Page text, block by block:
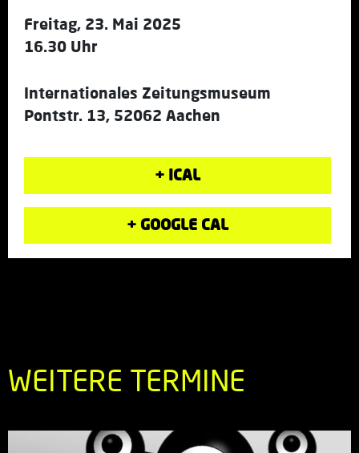
Freitag, 23. Mai 2025
16.30 Uhr
Internationales Zeitungsmuseum
Pontstr. 13, 52062 Aachen
+ ICAL
+ GOOGLE CAL
WEITERE TERMINE